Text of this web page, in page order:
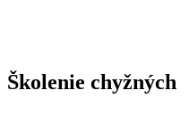
Školenie chyžných